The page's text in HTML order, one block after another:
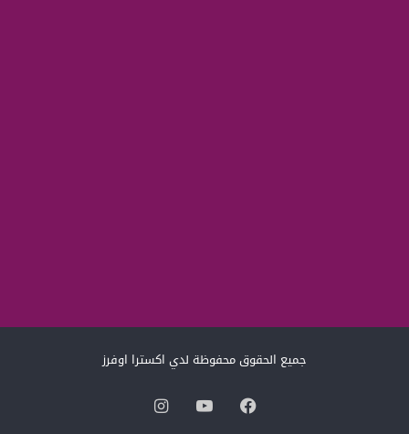
جميع الحقوق محفوظة لدي اكسترا اوفرز
فيسبوك‫YouTubeانستقرام